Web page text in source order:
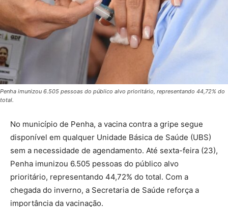
Penha imunizou 6.505 pessoas do público alvo prioritário, representando 44,72% do
total.
No município de Penha, a vacina contra a gripe segue
disponível em qualquer Unidade Básica de Saúde (UBS)
sem a necessidade de agendamento. Até sexta-feira (23),
Penha imunizou 6.505 pessoas do público alvo
prioritário, representando 44,72% do total. Com a
chegada do inverno, a Secretaria de Saúde reforça a
importância da vacinação.